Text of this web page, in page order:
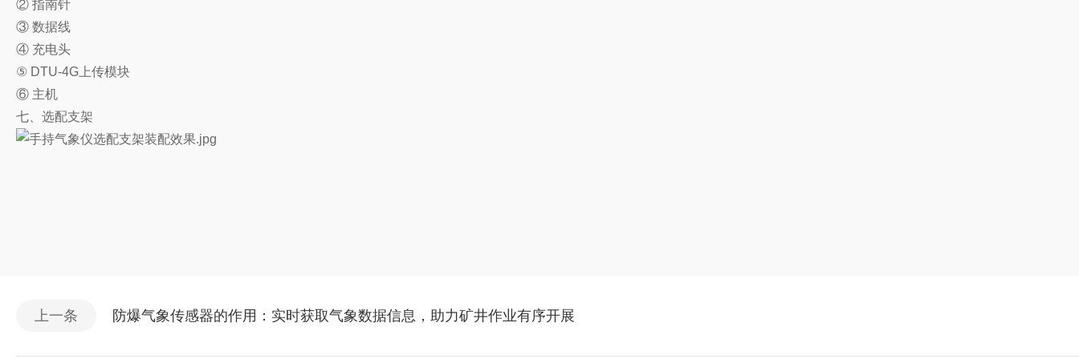
② 指南针
③ 数据线
④ 充电头
⑤ DTU-4G上传模块
⑥ 主机
七、选配支架
上一条 防爆气象传感器的作用：实时获取气象数据信息，助力矿井作业有序开展